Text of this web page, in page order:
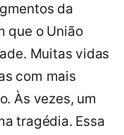
da
que o União
Muitas vidas
com mais
Às vezes, um
tragédia. Essa